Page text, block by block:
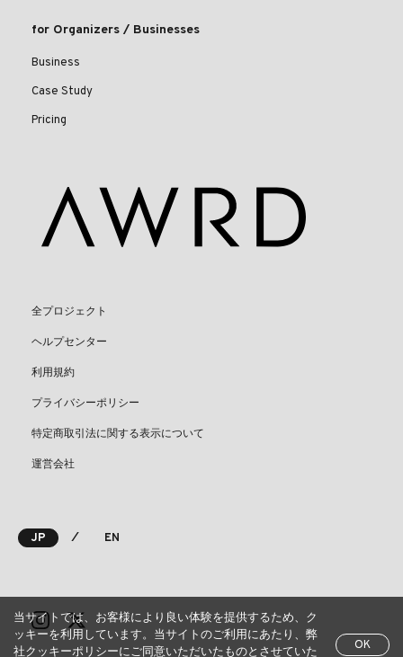
for Organizers / Businesses
Business
Case Study
Pricing
全プロジェクト
ヘルプセンター
利用規約
プライバシーポリシー
特定商取引法に関する表示について
運営会社
JP ⁄ EN
当サイトでは、お客様により良い体験を提供するため、ク
ッキーを利用しています。当サイトのご利用にあたり、弊
社クッキーポリシーにご同意いただいたものとさせていた
OK